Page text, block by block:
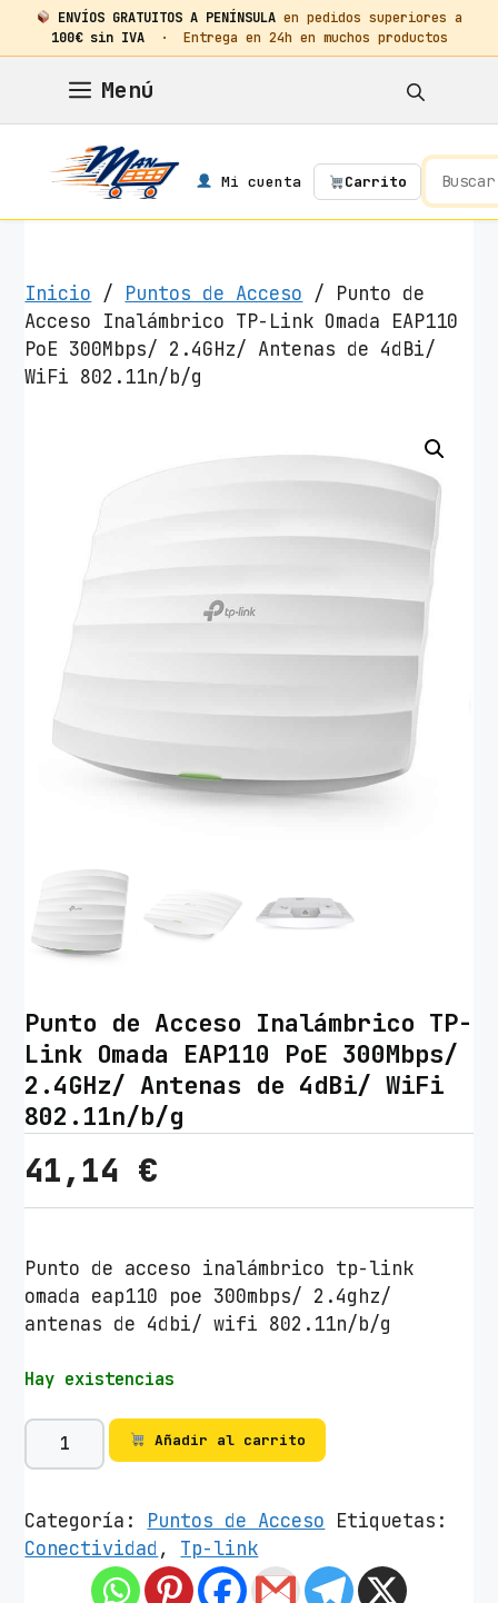
ENVÍOS GRATUITOS A PENÍNSULA en pedidos superiores a
100€ sin IVA· Entrega en 24h en muchos productos
contenido
Menú
Mi cuenta Carrito
Inicio / Puntos de Acceso / Punto de
Acceso Inalámbrico TP-Link Omada EAP110
PoE 300Mbps/ 2.4GHz/ Antenas de 4dBi/
WiFi 802.11n/b/g
Punto de Acceso Inalámbrico TP-
Link Omada EAP110 PoE 300Mbps/
2.4GHz/ Antenas de 4dBi/ WiFi
802.11n/b/g
41,14 €
Punto de acceso inalámbrico tp-link
omada eap110 poe 300mbps/ 2.4ghz/
antenas de 4dbi/ wifi 802.11n/b/g
Hay existencias
P
u
t
o
Añadir al carrito
Categoría: Puntos de Acceso Etiquetas:
Conectividad , Tp-link